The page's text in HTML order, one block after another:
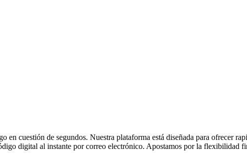
cuestión de segundos. Nuestra plataforma está diseñada para ofrecer
digital al instante por correo electrónico. Apostamos por la flexibilidad